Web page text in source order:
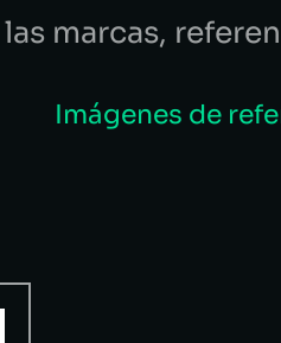
las marcas,
Imágenes de